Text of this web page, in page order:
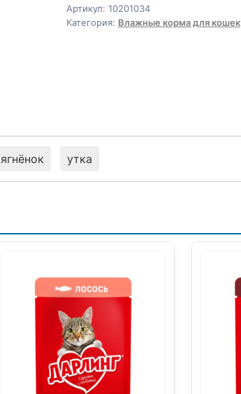
Артикул: 10201034
Категория: Влажные корма для кошек
ягнёнок утка